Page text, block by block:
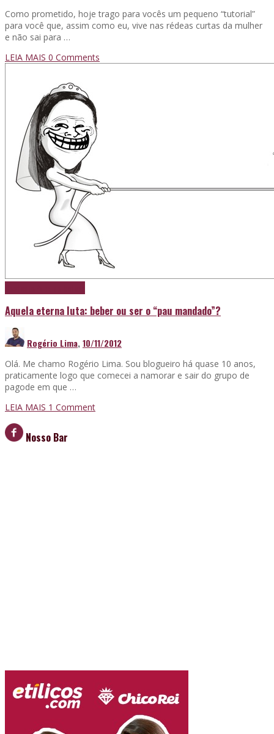
Como prometido, hoje trago para vocês um pequeno “tutorial”
para você que, assim como eu, vive nas rédeas curtas da mulher
e não sai para …
LEIA MAIS 0 Comments
Aquela eterna luta: beber ou ser o “pau mandado”?
Rogério Lima,10/11/2012
Olá. Me chamo Rogério Lima. Sou blogueiro há quase 10 anos,
praticamente logo que comecei a namorar e sair do grupo de
pagode em que …
LEIA MAIS 1 Comment
Nosso Bar